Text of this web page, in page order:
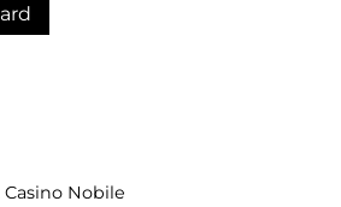
Casino Nobile